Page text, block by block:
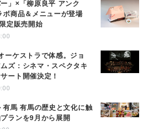
ー」×「柳原良平 アンク
ボ商品＆メニューが登場
定販売開始
ーケストラで体感。ジョ
ズ：シネマ・スペクタキ
ート開催決定！
有馬 有馬の歴史と文化に触
ランを9月から展開